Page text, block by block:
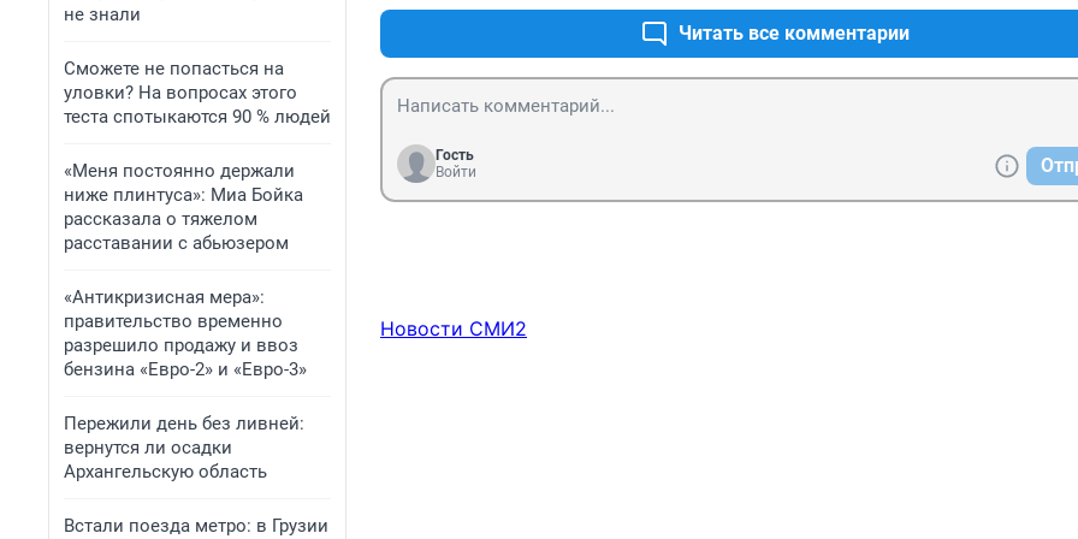
не знали
Сможете не попасться на
уловки? На вопросах этого
теста спотыкаются 90 % людей
«Меня постоянно держали
ниже плинтуса»: Миа Бойка
рассказала о тяжелом
расставании с абьюзером
«Антикризисная мера»:
правительство временно
разрешило продажу и ввоз
бензина «Евро-2» и «Евро-3»
Пережили день без ливней:
вернутся ли осадки
Архангельскую область
Встали поезда метро: в Грузии
Читать все комментарии
Гость
Войти
Новости СМИ2